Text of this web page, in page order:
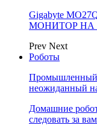
Gigabyte
МОНИТОР НА
Prev Next
Роботы
Промышленный
неожиданный
Домашние
следовать за